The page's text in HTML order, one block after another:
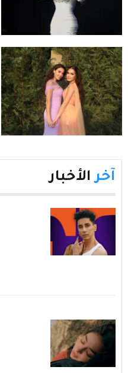
آخر الأخبار